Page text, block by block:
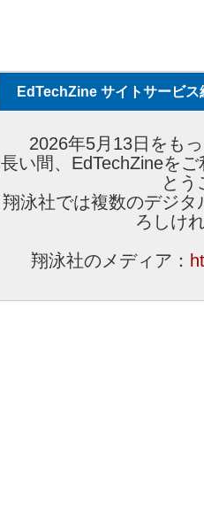
EdTechZine サイトサービス
2026年5月13日をも
長い間、EdTechZineを
とう
翔泳社では複数のデジ
ろしけ
翔泳社のメディア：